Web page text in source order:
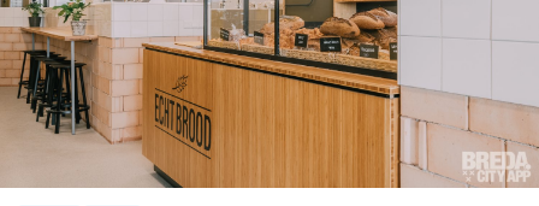
Eten
Drinken
Slapen
Recreatief
Winkels